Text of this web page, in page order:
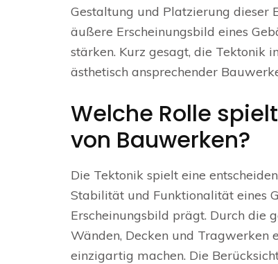
Gestaltung und Platzierung dieser
äußere Erscheinungsbild eines
stärken. Kurz gesagt, die Tektonik
ästhetisch ansprechender
Welche Rolle
von Bauwerken?
Die Tektonik spielt eine
Stabilität und Funktionalität eines
Erscheinungsbild prägt. Durch die
Wänden, Decken und Tragwerken
einzigartig machen. Die